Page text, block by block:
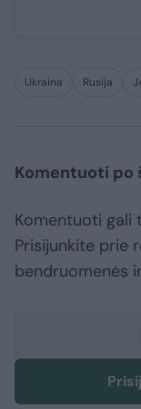
Ukraina Rusija
Komentuoti po
Komentuoti
Prisijunkite prie
bendruomenės